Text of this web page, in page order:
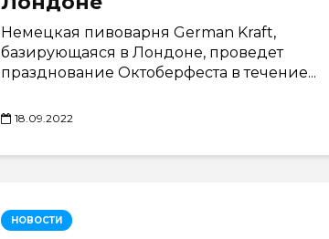
Немецкая пивоварня German Kraft,
базирующаяся в Лондоне, проведет
празднование Октоберфеста в течение...
18.09.2022
НОВОСТИ